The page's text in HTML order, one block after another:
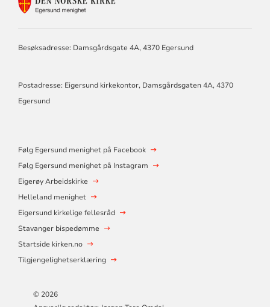
Besøksadresse: Damsgårdsgate 4A, 4370 Egersund
Postadresse: Eigersund kirkekontor, Damsgårdsgaten 4A, 4370
Egersund
Følg Egersund menighet på Facebook
Følg Egersund menighet på Instagram
Eigerøy Arbeidskirke
Helleland menighet
Eigersund kirkelige fellesråd
Stavanger bispedømme
Startside kirken.no
Tilgjengelighetserklæring
© 2026